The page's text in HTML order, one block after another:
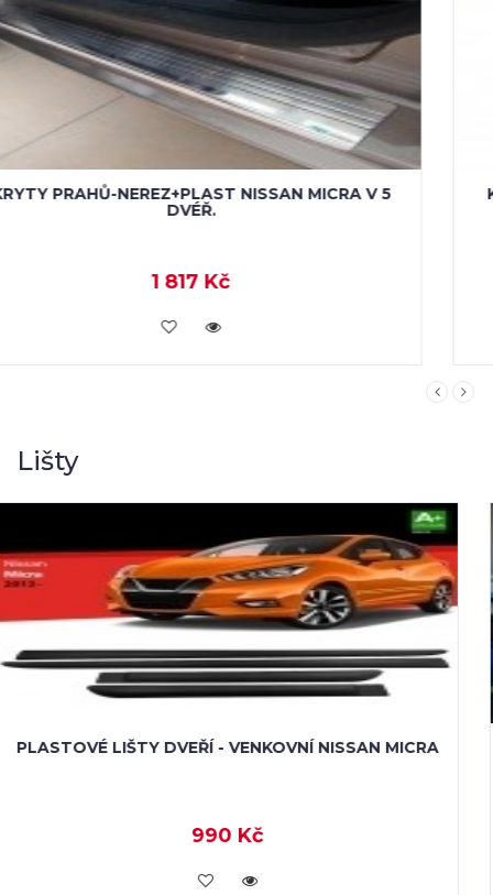
KRYTY PRAHŮ-NEREZ NISSAN MICRA IV 5-DVÉŘ.
1 489 Kč
KOUPIT
Lišty
LIŠTY DVEŘÍ NISSAN MICRA III - 3DVÉŘ.
958 Kč
KOUPIT